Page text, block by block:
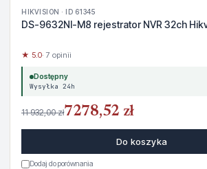
HIKVISION · ID 61345
DS-9632NI-M8 rejestrator NVR 32ch
★ 5.0· 7 opinii
Dostępny
Wysyłka 24h
11 932,00 zł7278,52 zł
Do koszyka
Dodaj do porównania